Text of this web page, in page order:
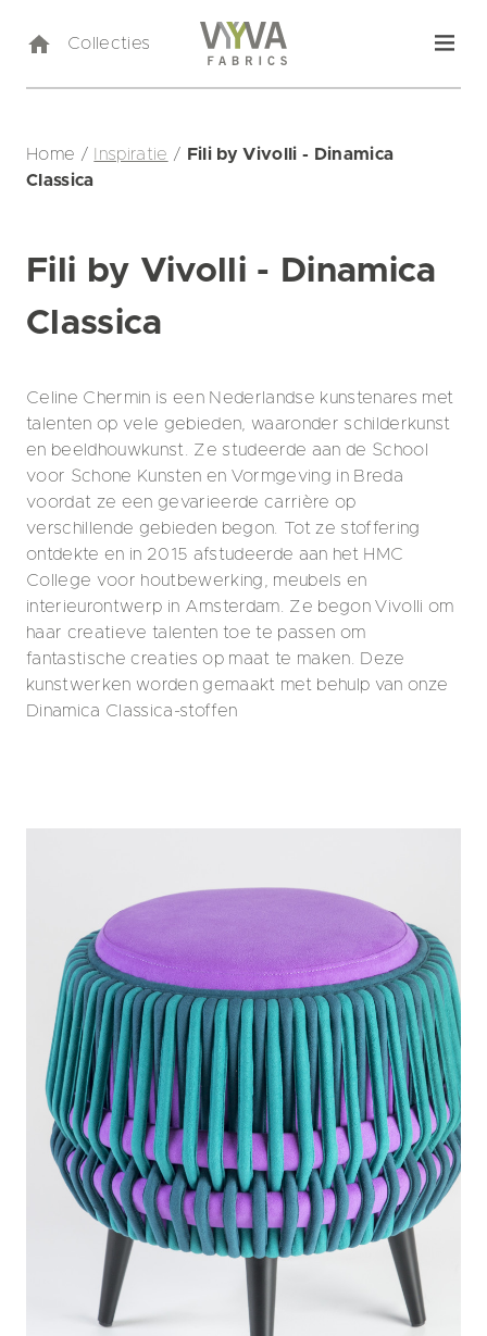
Collecties
Home / Inspiratie / Fili by Vivolli - Dinamica
Classica
Fili by Vivolli - Dinamica
Classica
Celine Chermin is een Nederlandse kunstenares met
talenten op vele gebieden, waaronder schilderkunst
en beeldhouwkunst. Ze studeerde aan de School
voor Schone Kunsten en Vormgeving in Breda
voordat ze een gevarieerde carrière op
verschillende gebieden begon. Tot ze stoffering
ontdekte en in 2015 afstudeerde aan het HMC
College voor houtbewerking, meubels en
interieurontwerp in Amsterdam. Ze begon Vivolli om
haar creatieve talenten toe te passen om
fantastische creaties op maat te maken. Deze
kunstwerken worden gemaakt met behulp van onze
Dinamica Classica-stoffen